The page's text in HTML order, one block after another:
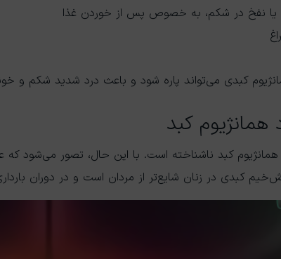
نفخ در شکم، به خصوص پس از خوردن غذا
کبدی می‌تواند پاره شود و باعث درد شدید شکم و
همانژیوم کبد
کبد ناشناخته است. با این حال، تصور می‌شود که
کبدی در زنان شایع‌تر از مردان است و در دوران